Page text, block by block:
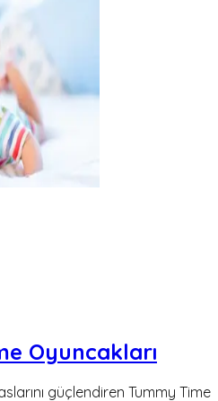
Oyuncakları
güçlendiren Tummy Time